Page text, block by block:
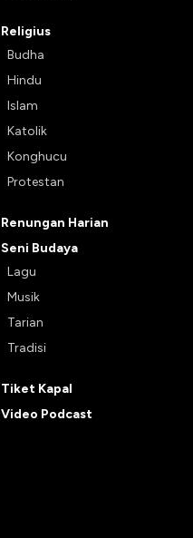
Religius
Budha
Hindu
Islam
Katolik
Konghucu
Protestan
Renungan Harian
Seni Budaya
Lagu
Musik
Tarian
Tradisi
Tiket Kapal
Video Podcast